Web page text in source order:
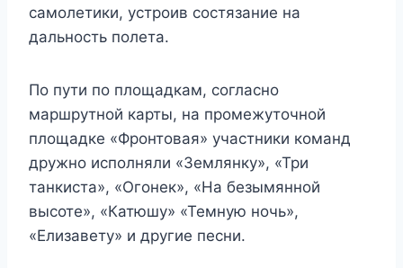
самолетики, устроив состязание на
дальность полета.
По пути по площадкам, согласно
маршрутной карты, на промежуточной
площадке «Фронтовая» участники команд
дружно исполняли «Землянку», «Три
танкиста», «Огонек», «На безымянной
высоте», «Катюшу» «Темную ночь»,
«Елизавету» и другие песни.